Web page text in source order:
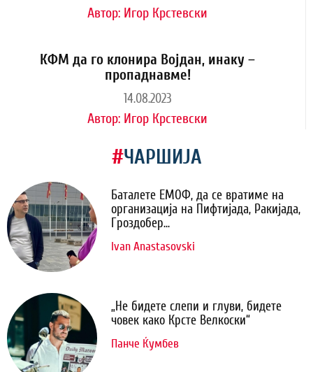
Автор: Игор Крстевски
КФМ да го клонира Војдан, инаку –
пропаднавме!
14.08.2023
Автор: Игор Крстевски
#ЧАРШИЈА
Баталете ЕМОФ, да се вратиме на
организација на Пифтијада, Ракијада,
Гроздобер...
Ivan Anastasovski
„Не бидете слепи и глуви, бидете
човек како Крсте Велкоски“
Панче Ќумбев